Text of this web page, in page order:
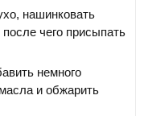
нашинковать
чего присыпать
немного
и обжарить